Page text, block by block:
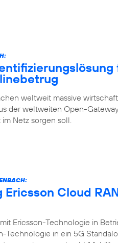
weltweit massive
der weltweiten Open-
Netz sorgen soll.
Cloud
Ericsson-Technologie in
Technologie in ein 5G